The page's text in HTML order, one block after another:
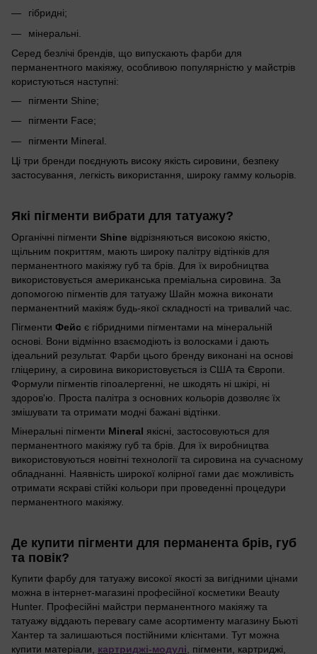
гібридні;
мінеральні.
Серед безлічі брендів, що випускають фарби для
перманентного макіяжу, особливою популярністю у майстрів
користуються наступні:
пігменти Shine;
пігменти Face;
пігменти Mineral.
Ці три бренди поєднують високу якість сировини, безпеку
застосування, легкість використання, широку гамму кольорів.
Які пігменти вибрати для татуажу?
Органічні пігменти Shine відрізняються високою якістю,
щільним покриттям, мають широку палітру відтінків для
перманентного макіяжу губ та брів. Для їх виробництва
використовується американська преміальна сировина. За
допомогою пігментів для татуажу Шайн можна виконати
перманентний макіяж будь-якої складності на тривалий час.
Пігменти Фейс є гібридними пігментами на мінеральній
основі. Вони відмінно взаємодіють із волосками і дають
ідеальний результат. Фарби цього бренду виконані на основі
гліцерину, а сировина використовується із США та Європи.
Формули пігментів гіпоалергенні, не шкодять ні шкірі, ні
здоров'ю. Проста палітра з основних кольорів дозволяє їх
змішувати та отримати модні бажані відтінки.
Мінеральні пігменти Mineral якісні, застосовуються для
перманентного макіяжу губ та брів. Для їх виробництва
використовуються новітні технології та сировина на сучасному
обладнанні. Наявність широкої колірної гами дає можливість
отримати яскраві стійкі кольори при проведенні процедури
перманентного макіяжу.
Де купити пігменти для перманента брів, губ
та повік?
Купити фарбу для татуажу високої якості за вигідними цінами
можна в інтернет-магазині професійної косметики Beauty
Hunter. Професійні майстри перманентного макіяжу та
татуажу віддають перевагу саме асортименту магазину Бьюті
Хантер та залишаються постійними клієнтами. Тут можна
купити матеріали, картриджі-модулі, пігменти, картриджі,